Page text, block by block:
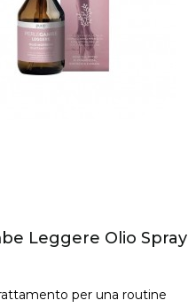
Leggere Olio Spray
per una routine